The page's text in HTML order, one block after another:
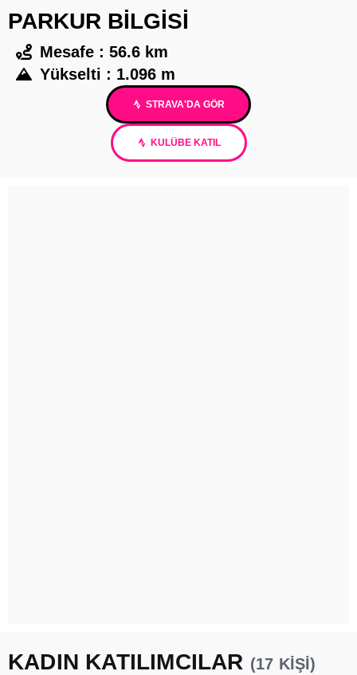
PARKUR BİLGİSİ
Mesafe : 56.6 km
Yükselti : 1.096 m
STRAVA'DA GÖR
KULÜBE KATIL
KADIN KATILIMCILAR (17 KIŞI)